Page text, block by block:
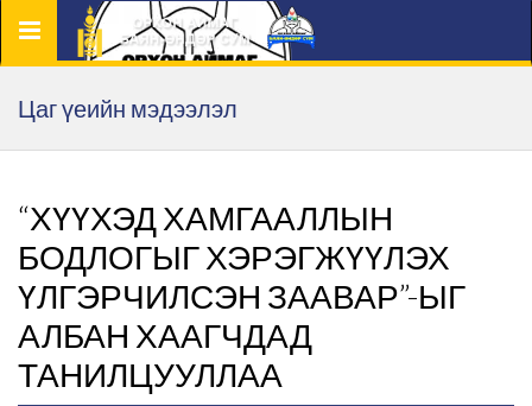
Цэс
Цаг үеийн мэдээлэл
“ХҮҮХЭД ХАМГААЛЛЫН
БОДЛОГЫГ ХЭРЭГЖҮҮЛЭХ
ҮЛГЭРЧИЛСЭН ЗААВАР”-ЫГ
АЛБАН ХААГЧДАД
ТАНИЛЦУУЛЛАА